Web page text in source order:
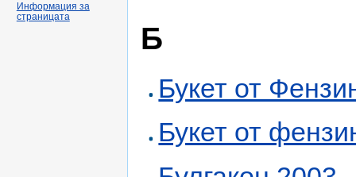
Б
Букет от
Букет от
Информация за
страницата